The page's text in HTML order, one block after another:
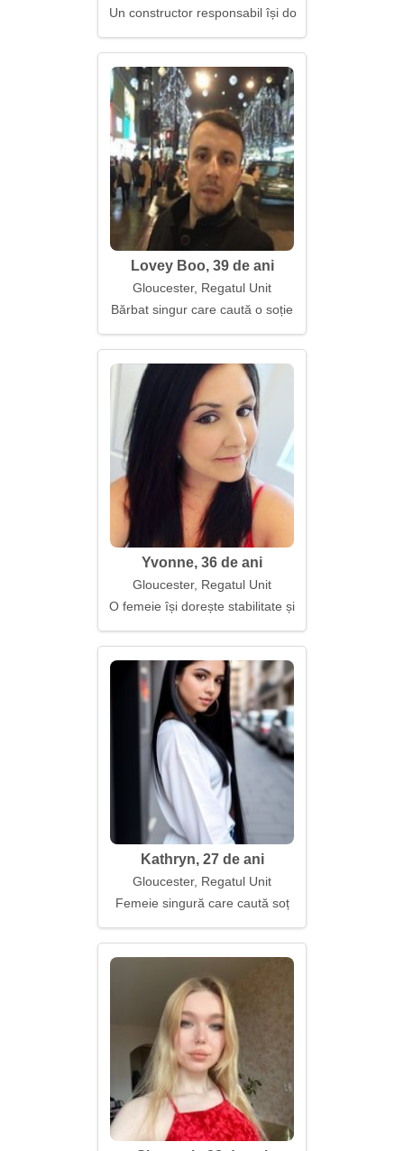
Un constructor responsabil își dorește o familie
Lovey Boo, 39 de ani
Gloucester, Regatul Unit
Bărbat singur care caută o soție
Yvonne, 36 de ani
Gloucester, Regatul Unit
O femeie își dorește stabilitate și respect reciproc
Kathryn, 27 de ani
Gloucester, Regatul Unit
Femeie singură care caută soț